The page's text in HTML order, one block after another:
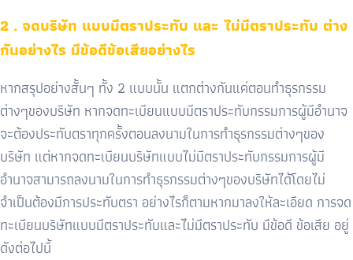
2 . จดบริษัท แบบมีตราประทับ และ ไม่มีตราประทับ ต่าง
กันอย่างไร มีข้อดีข้อเสียอย่างไร
หากสรุปอย่างสั้นๆ ทั้ง 2 แบบนั้น แตกต่างกันแค่ตอนทำธุรกรรม
ต่างๆของบริษัท หากจดทะเบียนแบบมีตราประทับกรรมการผู้มีอำนาจ
จะต้องประทับตราทุกครั้งตอนลงนามในการทำธุรกรรมต่างๆของ
บริษัท แต่หากจดทะเบียนบริษัทแบบไม่มีตราประทับกรรมการผู้มี
อำนาจสามารถลงนามในการทำธุรกรรมต่างๆของบริษัทได้โดยไม่
จำเป็นต้องมีการประทับตรา อย่างไรก็ตามหากมาลงให้ละเอียด การจด
ทะเบียนบริษัทแบบมีตราประทับและไม่มีตราประทับ มีข้อดี ข้อเสีย อยู่
ดังต่อไปนี้